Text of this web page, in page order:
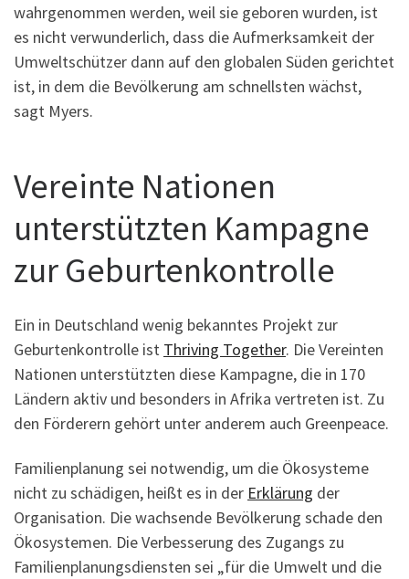
wahrgenommen werden, weil sie geboren wurden, ist
es nicht verwunderlich, dass die Aufmerksamkeit der
Umweltschützer dann auf den globalen Süden gerichtet
ist, in dem die Bevölkerung am schnellsten wächst,
sagt Myers.
Vereinte Nationen
unterstützten Kampagne
zur Geburtenkontrolle
Ein in Deutschland wenig bekanntes Projekt zur
Geburtenkontrolle ist Thriving Together. Die Vereinten
Nationen unterstützten diese Kampagne, die in 170
Ländern aktiv und besonders in Afrika vertreten ist. Zu
den Förderern gehört unter anderem auch Greenpeace.
Familienplanung sei notwendig, um die Ökosysteme
nicht zu schädigen, heißt es in der Erklärung der
Organisation. Die wachsende Bevölkerung schade den
Ökosystemen. Die Verbesserung des Zugangs zu
Familienplanungsdiensten sei „für die Umwelt und die